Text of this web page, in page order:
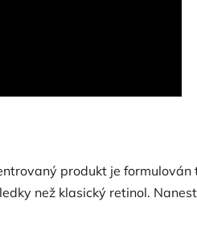
produkt je
než klasický retinol.